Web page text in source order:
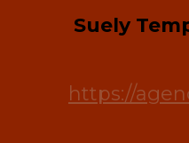
Suely
https://